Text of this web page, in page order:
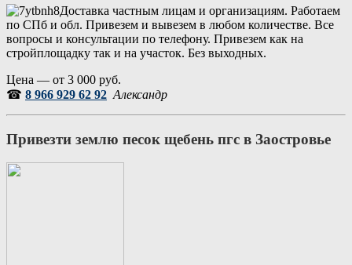
Доставка частным лицам и организациям. Работаем
по СПб и обл. Привезем и вывезем в любом количестве. Все
вопросы и консультации по телефону. Привезем как на
стройплощадку так и на участок. Без выходных.
Цена — от 3 000 руб.
☎ 8 966 929 62 92 Александр
Привезти землю песок щебень пгс в Заостровье